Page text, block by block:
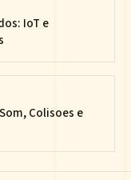
IoT e
Colisoes e